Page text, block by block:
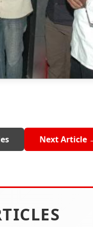
Next Article